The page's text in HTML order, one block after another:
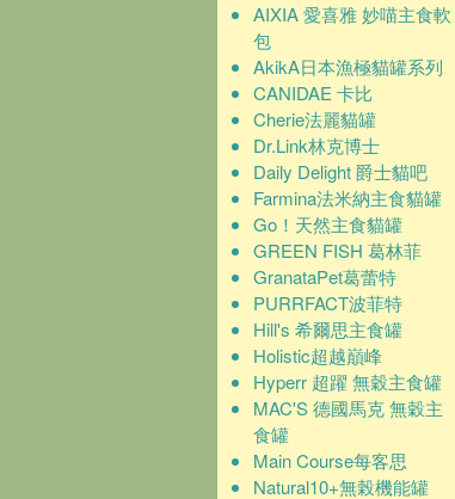
AIXIA 愛喜雅 妙喵主食軟
包
AkikA日本漁極貓罐系列
CANIDAE 卡比
Cherie法麗貓罐
Dr.Link林克博士
Daily Delight 爵士貓吧
Farmina法米納主食貓罐
Go！天然主食貓罐
GREEN FISH 葛林菲
GranataPet葛蕾特
PURRFACT波菲特
Hill's 希爾思主食罐
Holistic超越巔峰
Hyperr 超躍 無穀主食罐
MAC'S 德國馬克 無穀主
食罐
Main Course每客思
Natural10+無榖機能罐